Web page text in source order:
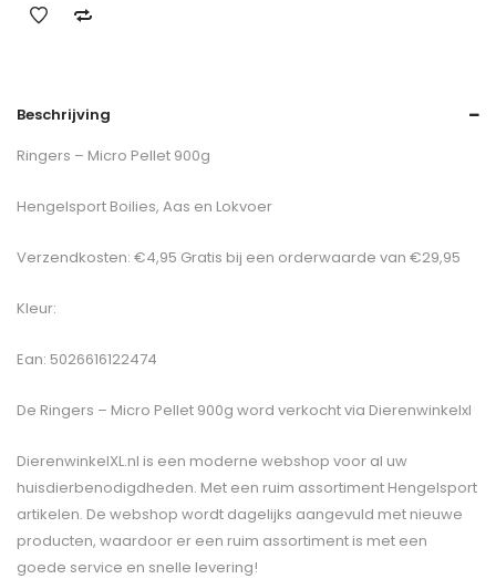
Beschrijving
Ringers – Micro Pellet 900g
Hengelsport Boilies, Aas en Lokvoer
Verzendkosten: €4,95 Gratis bij een orderwaarde van €29,95
Kleur:
Ean: 5026616122474
De Ringers – Micro Pellet 900g word verkocht via Dierenwinkelxl
DierenwinkelXL.nl is een moderne webshop voor al uw
huisdierbenodigdheden. Met een ruim assortiment Hengelsport
artikelen. De webshop wordt dagelijks aangevuld met nieuwe
producten, waardoor er een ruim assortiment is met een
goede service en snelle levering!